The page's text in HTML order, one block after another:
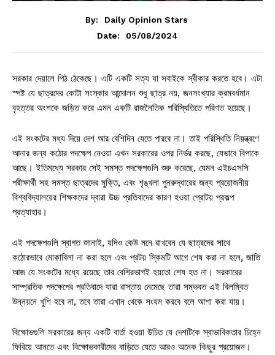
By:
Daily Opinion Stars
Date:
05/08/2024
সরকার দেয়ালে পিঠ ঠেকেছে। এটি একটি সত্য যা সবাইকে স্বীকার করতে হবে। এটা
স্পষ্ট যে ছাত্রদের কোটা সংস্কার আন্দোলন শুধু ছাত্র নয়, জনসংখ্যার ক্রমবর্ধমান
বৃহত্তর অংশকে জড়িত করে এমন একটি রাজনৈতিক পরিস্থিতিতে পরিণত হয়েছে।
এই সংকটের মধ্য দিয়ে দেশ আর বেশিদিন যেতে পারবে না। তাই পরিস্থিতি নিয়ন্ত্রণে
আনার জন্য কঠোর পদক্ষেপ নেওয়া এখন সরকারের ওপর নির্ভর করছে, যেভাবে বিপাকে
আছে। ইতিমধ্যে সরকার সেই সমস্ত পদক্ষেপগুলি শুরু করেছে, যেমন এইচএসসি
পরীক্ষার্থী সহ সমস্ত ছাত্রদের মুক্তি, এবং শৃঙ্খলা পুনরুদ্ধারের জন্য প্রয়োজনীয়
বিশ্ববিদ্যালয়ের শিক্ষকদের দ্বারা উচ্চ প্রতিবাদের কারণ হওয়া প্রোটয় প্রকল্প
প্রত্যাহার।
এই পদক্ষেপগুলি স্বাগত জানাই, যদিও কেউ মনে রাখবেন যে ছাত্রদের সাথে
কঠোরভাবে মোকাবিলা না করা হলে এবং প্রটয় স্কিমটি আগে শেষ করা না হলে, জাতি
আজ যে সংকটের মধ্যে রয়েছে তার বেশিরভাগই হয়তো শেষ হত না। সরকারের
সাম্প্রতিক পদক্ষেপের প্রতিবাদে যারা রাস্তায় নেমেছে তারা সম্ভবত এই বিলম্বিত
উন্নয়নে খুশি হবে না, তবে তারা এখান থেকে সংযম করবে বলে আশা করা যায়।
বিক্ষোভগুলি সরকারের জন্য একটি বার্তা হওয়া উচিত যে দেশটিকে স্বাভাবিকতার চিহ্নে
ফিরিয়ে আনতে এবং বিক্ষোভকারীদের বাড়িতে যেতে আরও অনেক কিছুর প্রয়োজন।